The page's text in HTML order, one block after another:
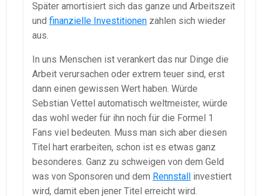
Später amortisiert sich das ganze und Arbeitszeit
und finanzielle Investitionen zahlen sich wieder
aus.
In uns Menschen ist verankert das nur Dinge die
Arbeit verursachen oder extrem teuer sind, erst
dann einen gewissen Wert haben. Würde
Sebstian Vettel automatisch weltmeister, würde
das wohl weder für ihn noch für die Formel 1
Fans viel bedeuten. Muss man sich aber diesen
Titel hart erarbeiten, schon ist es etwas ganz
besonderes. Ganz zu schweigen von dem Geld
was von Sponsoren und dem Rennstall investiert
wird, damit eben jener Titel erreicht wird.